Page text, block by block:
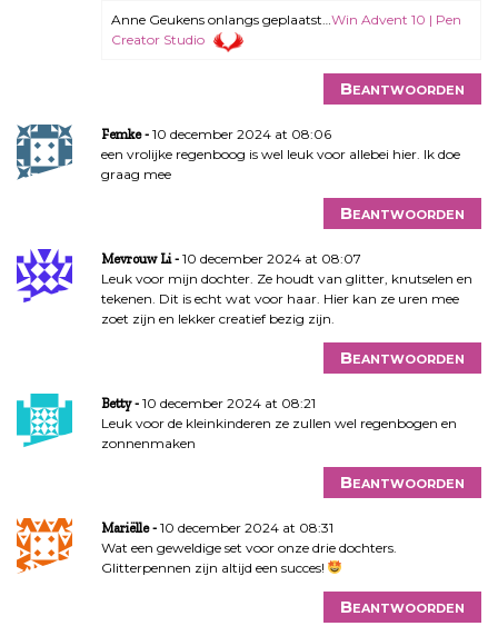
Anne Geukens onlangs geplaatst… Win Advent 10 | Pen
Creator Studio
Beantwoorden
Femke
10 december 2024 at 08:06
een vrolijke regenboog is wel leuk voor allebei hier. Ik doe
graag mee
Beantwoorden
Mevrouw Li
10 december 2024 at 08:07
Leuk voor mijn dochter. Ze houdt van glitter, knutselen en
tekenen. Dit is echt wat voor haar. Hier kan ze uren mee
zoet zijn en lekker creatief bezig zijn.
Beantwoorden
Betty
10 december 2024 at 08:21
Leuk voor de kleinkinderen ze zullen wel regenbogen en
zonnenmaken
Beantwoorden
Mariëlle
10 december 2024 at 08:31
Wat een geweldige set voor onze drie dochters.
Glitterpennen zijn altijd een succes!
Beantwoorden